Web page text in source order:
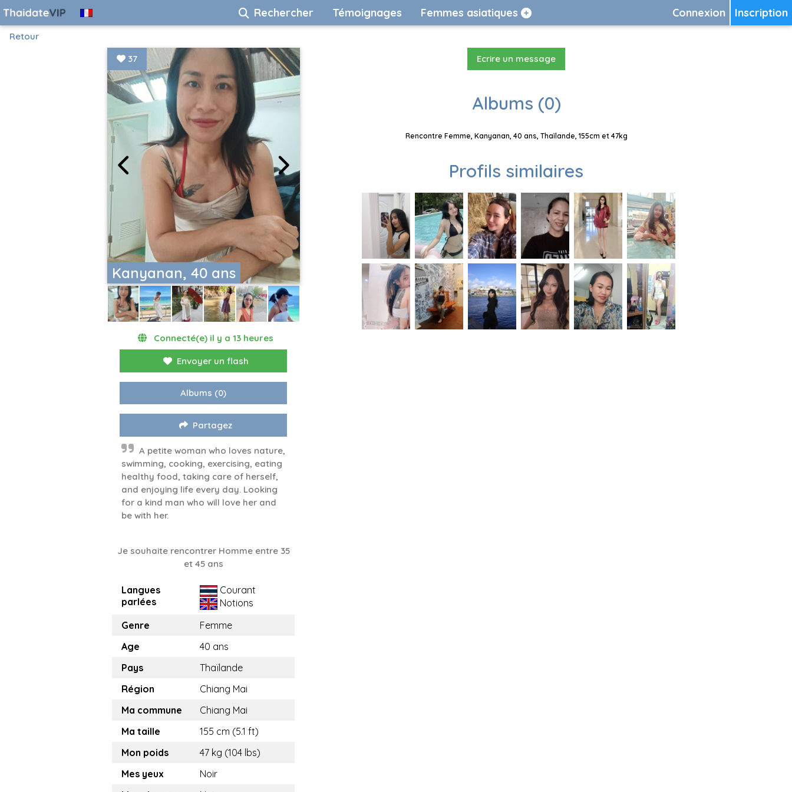
Inscription
Connexion
Rechercher Témoignages Femmes asiatiques
Retour
Kanyanan, 40 ans
37
Connecté(e) il y a 13 heures
Envoyer un flash
Albums (0)
Partagez
A petite woman who loves nature,
swimming, cooking, exercising, eating
healthy food, taking care of herself,
and enjoying life every day. Looking
for a kind man who will love her and
be with her.
Je souhaite rencontrer Homme entre 35
et 45 ans
Langues
parlées
Courant
Notions
Genre
Femme
Age
40 ans
Pays
Thaïlande
Région
Chiang Mai
Ma commune
Chiang Mai
Ma taille
155 cm (5.1 ft)
Mon poids
47 kg (104 lbs)
Mes yeux
Noir
Ecrire un message
Albums (0)
Rencontre Femme, Kanyanan, 40 ans, Thaïlande, 155cm et 47kg
Profils similaires